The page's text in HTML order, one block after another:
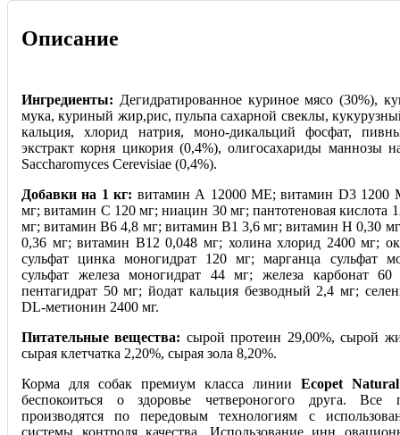
Описание
Ингредиенты: Дегидратированное куриное мясо (30%),
мука, куриный жир,рис, пульпа сахарной свеклы,
кальция, хлорид натрия, моно-дикальций фосфат,
экстракт корня цикория (0,4%), олигосахариды маннозы
Saccharomyces Cerevisiae (0,4%).
Добавки на 1 кг: витамин А 12000 МЕ; витамин D3 1200
мг; витамин С 120 мг; ниацин 30 мг; пантотеновая кислота
мг; витамин В6 4,8 мг; витамин В1 3,6 мг; витамин Н 0,30
0,36 мг; витамин В12 0,048 мг; холина хлорид 2400 мг;
сульфат цинка моногидрат 120 мг; марганца сульфат
сульфат железа моногидрат 44 мг; железа карбонат
пентагидрат 50 мг; йодат кальция безводный 2,4 мг;
DL-метионин 2400 мг.
Питательные вещества: сырой протеин 29,00%, сырой
сырая клетчатка 2,20%, сырая зола 8,20%.
Корма для собак премиум класса линии Ecopet Natural
беспокоиться о здоровье четвероногого друга. Все
производятся по передовым технологиям с